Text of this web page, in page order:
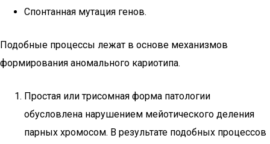
Спонтанная мутация генов.
Подобные процессы лежат в основе механизмов
формирования аномального кариотипа.
Простая или трисомная форма патологии
обусловлена нарушением мейотического деления
парных хромосом. В результате подобных процессов